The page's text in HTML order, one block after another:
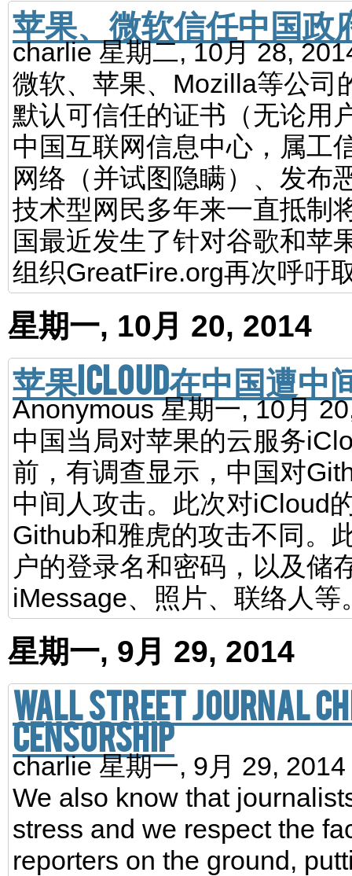
苹果、微软信任中国政
charlie星期二, 10月 28,
微软、苹果、Mozilla等公司
默认可信任的证书（无论用
中国互联网信息中心，属工
网络（并试图隐瞒）、发布
技术型网民多年来一直抵制
国最近发生了针对谷歌和苹
组织GreatFire.org再次呼吁
星期一, 10月 20, 2014
苹果iCloud在中国遭中
Anonymous星期一, 10月
中国当局对苹果的云服务
前，有调查显示，中国对
中间人攻击。此次对iCloud
Github和雅虎的攻击不同。
户的登录名和密码，以及储
iMessage、照片、联络人等
星期一, 9月 29, 2014
Wall Street Journal
censorship
charlie星期一, 9月 29, 2014
We also know that
stress and we respect the
reporters on the ground,